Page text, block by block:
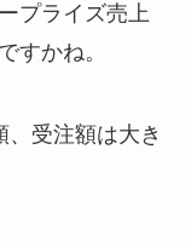
プライズ売上
すかね。
受注額は大き